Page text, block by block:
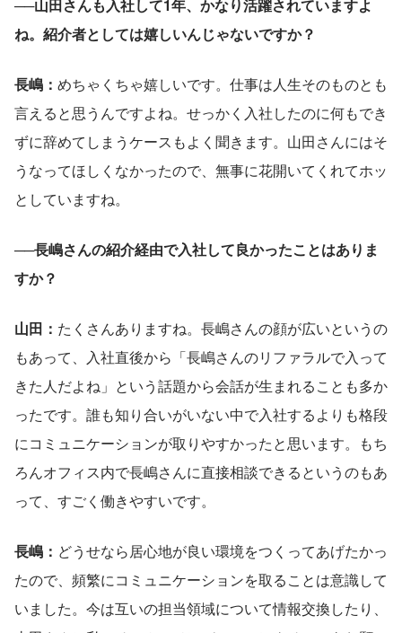
──山田さんも入社して1年、かなり活躍されていますよ
ね。紹介者としては嬉しいんじゃないですか？
長嶋： めちゃくちゃ嬉しいです。仕事は人生そのものとも
言えると思うんですよね。せっかく入社したのに何もでき
ずに辞めてしまうケースもよく聞きます。山田さんにはそ
うなってほしくなかったので、無事に花開いてくれてホッ
としていますね。
──長嶋さんの紹介経由で入社して良かったことはありま
すか？
山田： たくさんありますね。長嶋さんの顔が広いというの
もあって、入社直後から「長嶋さんのリファラルで入って
きた人だよね」という話題から会話が生まれることも多か
ったです。誰も知り合いがいない中で入社するよりも格段
にコミュニケーションが取りやすかったと思います。もち
ろんオフィス内で長嶋さんに直接相談できるというのもあ
って、すごく働きやすいです。
長嶋： どうせなら居心地が良い環境をつくってあげたかっ
たので、頻繁にコミュニケーションを取ることは意識して
いました。今は互いの担当領域について情報交換したり、